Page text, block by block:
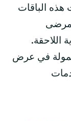
الباقات
اللاحقة.
في عرض